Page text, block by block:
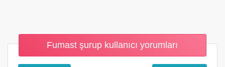
Fumast şurup kullanıcı yorumları